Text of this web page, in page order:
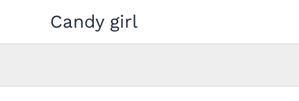
innehåll
Candy girl